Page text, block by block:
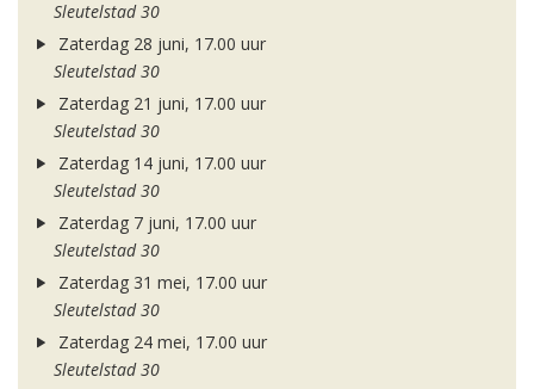
Sleutelstad 30
Zaterdag 28 juni, 17.00 uur
Sleutelstad 30
Zaterdag 21 juni, 17.00 uur
Sleutelstad 30
Zaterdag 14 juni, 17.00 uur
Sleutelstad 30
Zaterdag 7 juni, 17.00 uur
Sleutelstad 30
Zaterdag 31 mei, 17.00 uur
Sleutelstad 30
Zaterdag 24 mei, 17.00 uur
Sleutelstad 30